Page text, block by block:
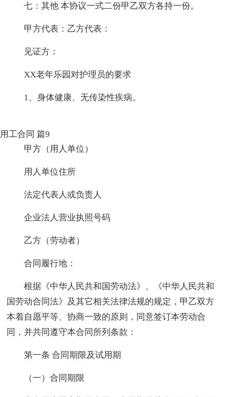
七：其他 本协议一式二份甲乙双方各持一份。
甲方代表：乙方代表：
见证方：
XX老年乐园对护理员的要求
1、身体健康、无传染性疾病。
用工合同 篇9
甲方（用人单位）
用人单位住所
法定代表人或负责人
企业法人营业执照号码
乙方（劳动者）
合同履行地：
根据《中华人民共和国劳动法》、《中华人民共和
国劳动合同法》及其它相关法律法规的规定，甲乙双方
本着自愿平等、协商一致的原则，同意签订本劳动合
同，并共同遵守本合同所列条款：
第一条 合同期限及试用期
（一）合同期限